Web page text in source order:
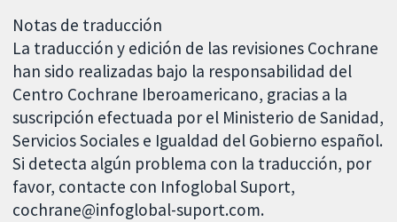
Notas de traducción
La traducción y edición de las revisiones Cochrane
han sido realizadas bajo la responsabilidad del
Centro Cochrane Iberoamericano, gracias a la
suscripción efectuada por el Ministerio de Sanidad,
Servicios Sociales e Igualdad del Gobierno español.
Si detecta algún problema con la traducción, por
favor, contacte con Infoglobal Suport,
cochrane@infoglobal-suport.com.